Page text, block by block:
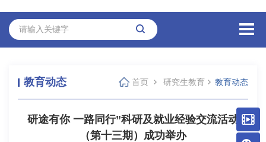
教育动态 首页 研究生教育 教育动态
研途有你 一路同行”科研及就业经验交流活动
（第十三期）成功举办